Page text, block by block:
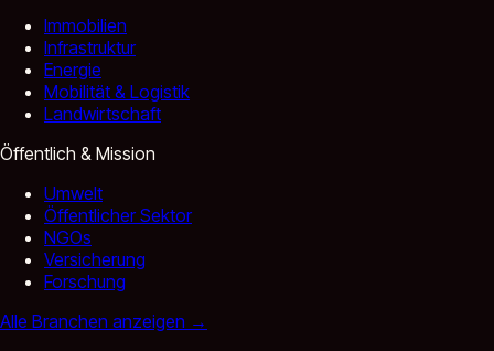
Immobilien
Infrastruktur
Energie
Mobilität & Logistik
Landwirtschaft
Öffentlich & Mission
Umwelt
Öffentlicher Sektor
NGOs
Versicherung
Forschung
Alle Branchen anzeigen →